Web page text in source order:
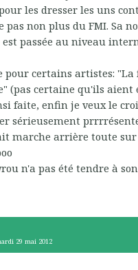
les dresser les uns
pas non plus du FMI. Sa
passée au niveau
pour certains artistes: "La
(pas certaine qu'ils aient
faite, enfin je veux le
sérieusement
marche arrière toute sur
n'a pas été tendre à
29 mai 2012